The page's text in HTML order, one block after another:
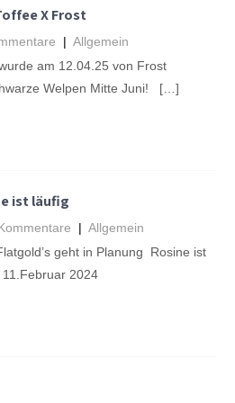
X Frost
| Allgemein
am 12.04.25 von Frost
Welpen Mitte Juni! […]
ist läufig
| Allgemein
geht in Planung Rosine ist
2024